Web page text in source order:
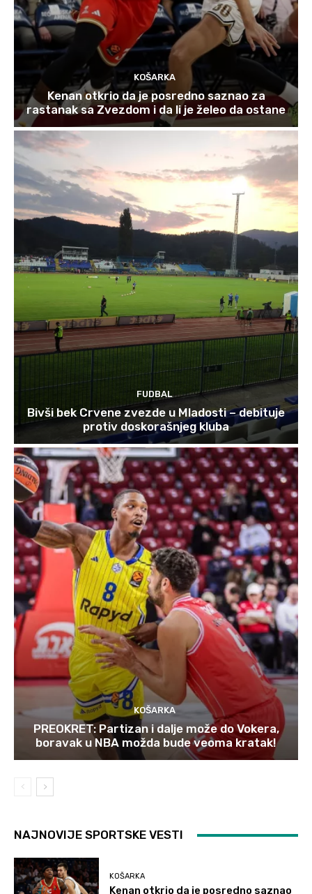
KOŠARKA
Kenan otkrio da je posredno saznao za
rastanak sa Zvezdom i da li je želeo da ostane
FUDBAL
Bivši bek Crvene zvezde u Mladosti – debituje
protiv doskorašnjeg kluba
KOŠARKA
PREOKRET: Partizan i dalje može do Vokera,
boravak u NBA možda bude veoma kratak!
NAJNOVIJE SPORTSKE VESTI
KOŠARKA
Kenan otkrio da je posredno saznao